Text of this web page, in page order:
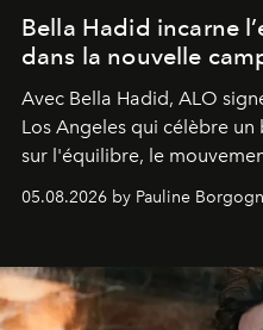
Bella Hadid incarne
dans la nouvelle
Avec Bella Hadid, ALO
Los Angeles qui célèbre
sur l'équilibre, le
05.08.2026 by Pauline